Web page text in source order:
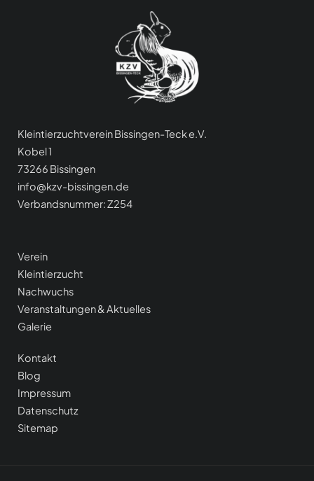
Kleintierzuchtverein Bissingen-Teck e.V.
Kobel 1
73266 Bissingen
info@kzv-bissingen.de
Verbandsnummer: Z254
Verein
Kleintierzucht
Nachwuchs
Veranstaltungen & Aktuelles
Galerie
Kontakt
Blog
Impressum
Datenschutz
Sitemap